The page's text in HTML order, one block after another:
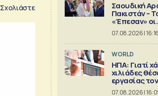
Σχολιάστε Σαουδική
Πακιστάν –
«Έπεσαν» οι
υπογραφές
αμυντική
Μέκκας»
07.08.2026 | 16:16
WORLD
ΗΠΑ: Γιατί
χιλιάδες
εργασίας
07.08.2026 |